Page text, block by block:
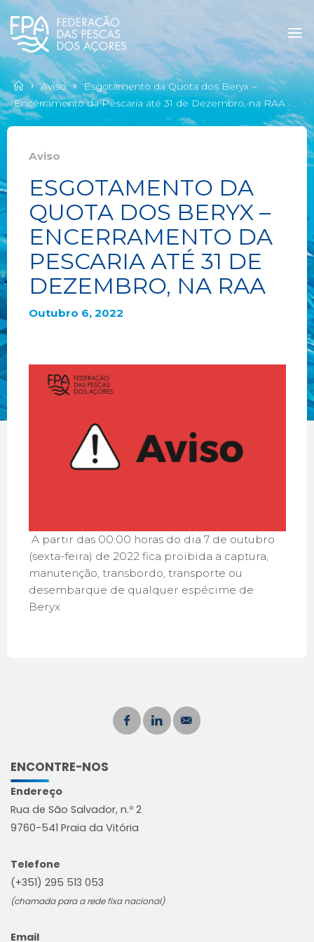
Aviso
Esgotamento da Quota dos Beryx –
Encerramento da Pescaria até 31 de Dezembro, na RAA
Aviso
ESGOTAMENTO DA
QUOTA DOS BERYX –
ENCERRAMENTO DA
PESCARIA ATÉ 31 DE
DEZEMBRO, NA RAA
Outubro 6, 2022
A partir das 00:00 horas do dia 7 de outubro
(sexta-feira) de 2022 fica proibida a captura,
manutenção, transbordo, transporte ou
desembarque de qualquer espécime de
Beryx
ENCONTRE-NOS
Endereço
Rua de São Salvador, n.º 2
9760-541 Praia da Vitória
Telefone
(+351) 295 513 053
(chamada para a rede fixa nacional)
Email